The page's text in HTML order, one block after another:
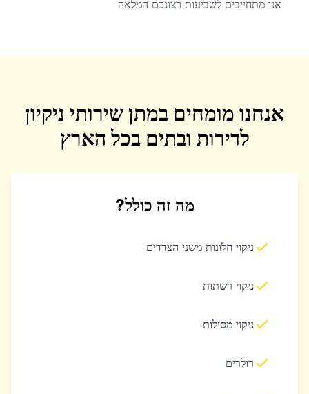
אנו מתחייבים לשביעות רצונכם המלאה
אנחנו מומחים במתן שירותי ניקיון
לדירות ובתים בכל הארץ
מה זה כולל?
ניקוי חלונות משני הצדדים
ניקוי רשתות
ניקוי מסילות
רולרים